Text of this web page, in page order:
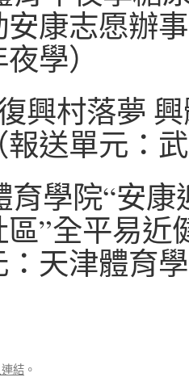
康志愿辦
學）
興村落夢
送單元：
育學院“安
”全平易近
：天津體育
結 。